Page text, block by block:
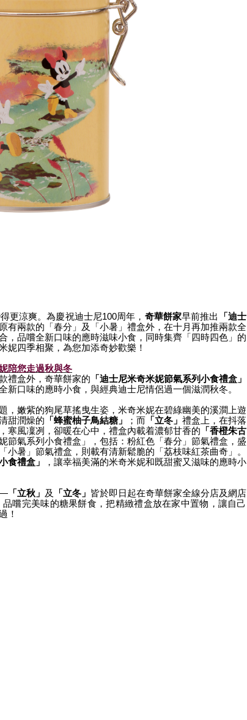
更涼爽。為慶祝迪士尼100周年， 奇華餅家早前推出 「迪士
有兩款的「春分」及「小暑」禮盒外，在十月再加推兩款全
，品嚐全新口味的應時滋味小食， 同時集齊「四時四色」的
妮四季相聚，為您加添奇妙歡樂！
陪您走過秋與冬
禮盒外， 奇華餅家的 「迪士尼米奇米妮節氣系列小食禮盒」
新口味的應時小食， 與經典迪士尼情侶過一個滋潤秋冬。
， 嫩紫的狗尾草搖曳生姿，米奇米妮在碧綠幽美的溪澗上遊
甜潤燥的 「蜂蜜柚子鳥結糖」 ；而 「立冬」 禮盒上，在抖落
寒風凜冽，卻暖在心中， 禮盒內載着濃郁甘香的 「香橙朱古
節氣系列小食禮盒」，包括：粉紅色「春分」 節氣禮盒，盛
小暑」節氣禮盒，則載有清新鬆脆的「荔枝味紅茶曲奇」。
食禮盒」 ， 讓幸福美滿的米奇米妮和既甜蜜又滋味的應時小
「立秋」 及 「立冬」 皆於即日起在奇華餅家全線分店及網店
嚐完美味的糖果餅食，把精緻禮盒放在家中置物，讓自己
！